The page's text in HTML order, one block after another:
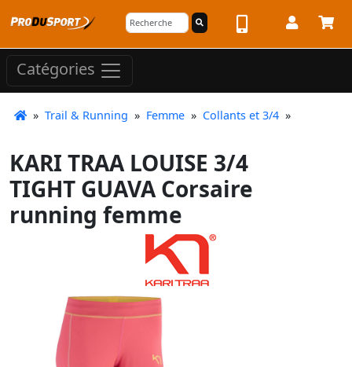
Catégories
» Trail & Running » Femme » Collants et 3/4 »
KARI TRAA LOUISE 3/4
TIGHT GUAVA Corsaire
running femme